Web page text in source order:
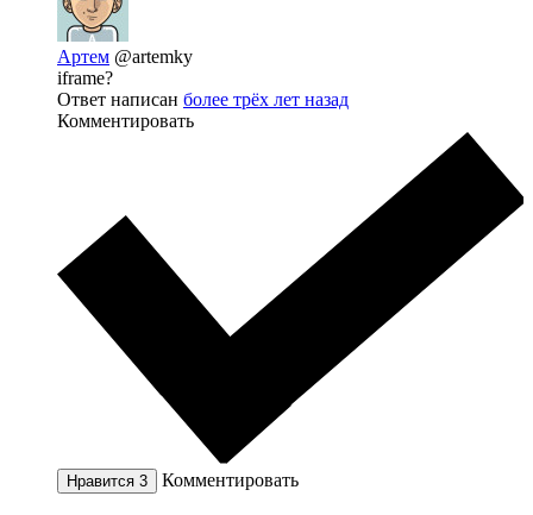
Артем @artemky
iframe?
Ответ написан более трёх лет назад
Комментировать
Нравится 3 Комментировать